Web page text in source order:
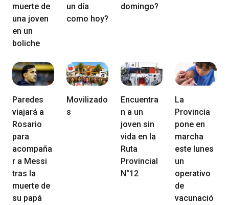
muerte de
una joven
en un
boliche
un día
como hoy?
domingo?
Paredes
viajará a
Rosario
para
acompaña
r a Messi
tras la
muerte de
su papá
Movilizado
s
Encuentra
n a un
joven sin
vida en la
Ruta
Provincial
N°12
La
Provincia
pone en
marcha
este lunes
un
operativo
de
vacunació